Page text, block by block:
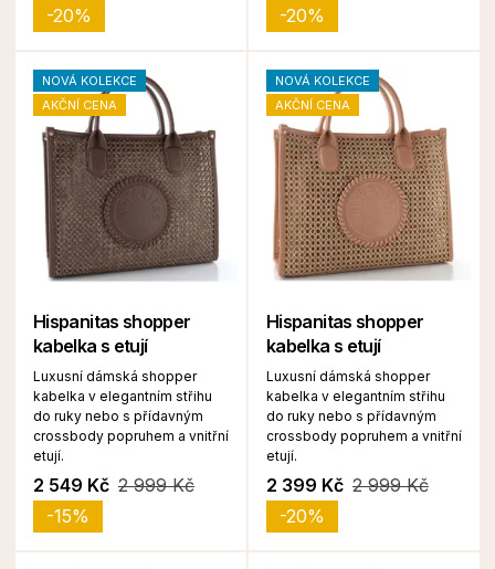
-20%
-20%
NOVÁ KOLEKCE
AKČNÍ CENA
Hispanitas shopper
kabelka s etují
Luxusní dámská shopper
kabelka v elegantním střihu
do ruky nebo s přídavným
crossbody popruhem a vnitřní
etují.
2 549 Kč 2 999 Kč
-15%
NOVÁ KOLEKCE
AKČNÍ CENA
Hispanitas shopper
kabelka s etují
Luxusní dámská shopper
kabelka v elegantním střihu
do ruky nebo s přídavným
crossbody popruhem a vnitřní
etují.
2 399 Kč 2 999 Kč
-20%